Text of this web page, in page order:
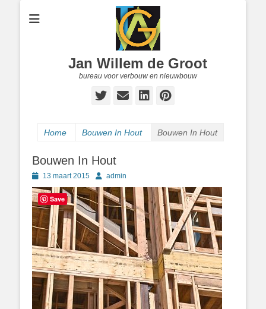
Jan Willem de Groot
bureau voor verbouw en nieuwbouw
Twitter
E-
LinkedIn
Pinterest
Home Bouwen In Hout Bouwen In Hout
Bouwen In Hout
Geplaatst
op
13 maart 2015 Authoradmin
Save